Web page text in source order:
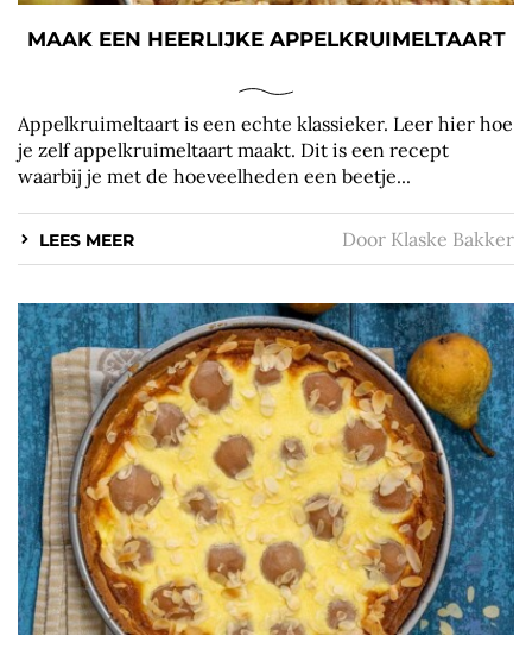
MAAK EEN HEERLIJKE APPELKRUIMELTAART
Appelkruimeltaart is een echte klassieker. Leer hier hoe
je zelf appelkruimeltaart maakt. Dit is een recept
waarbij je met de hoeveelheden een beetje...
LEES MEER Door Klaske Bakker